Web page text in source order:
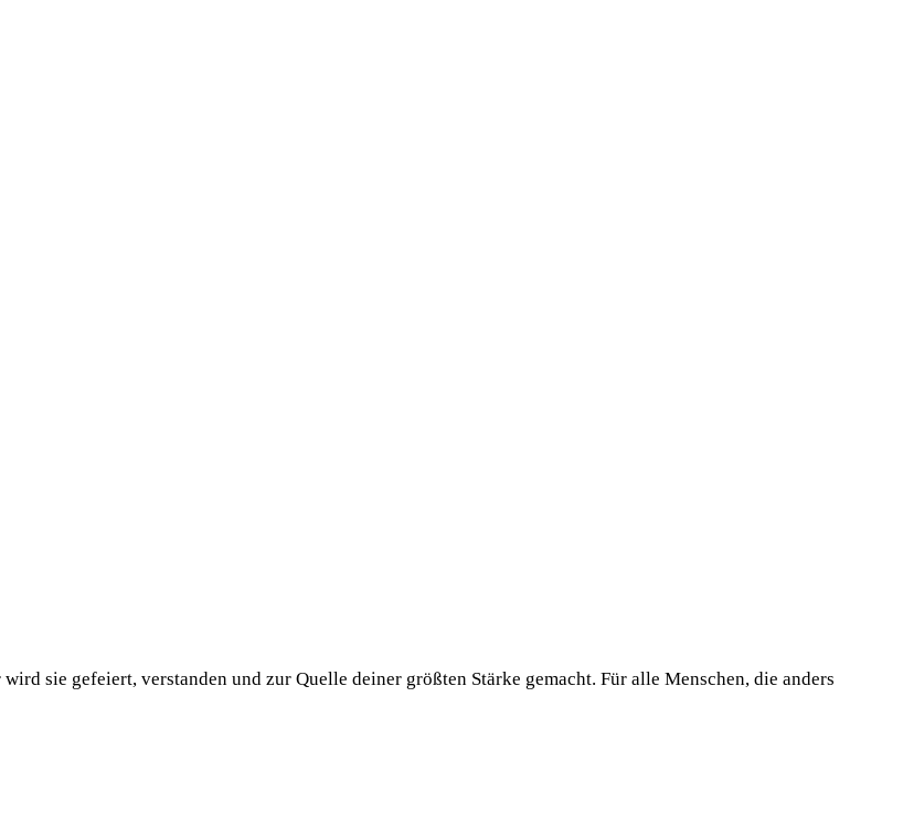
sie gefeiert, verstanden und zur Quelle deiner größten Stärke gemacht. Für alle Menschen, die anders